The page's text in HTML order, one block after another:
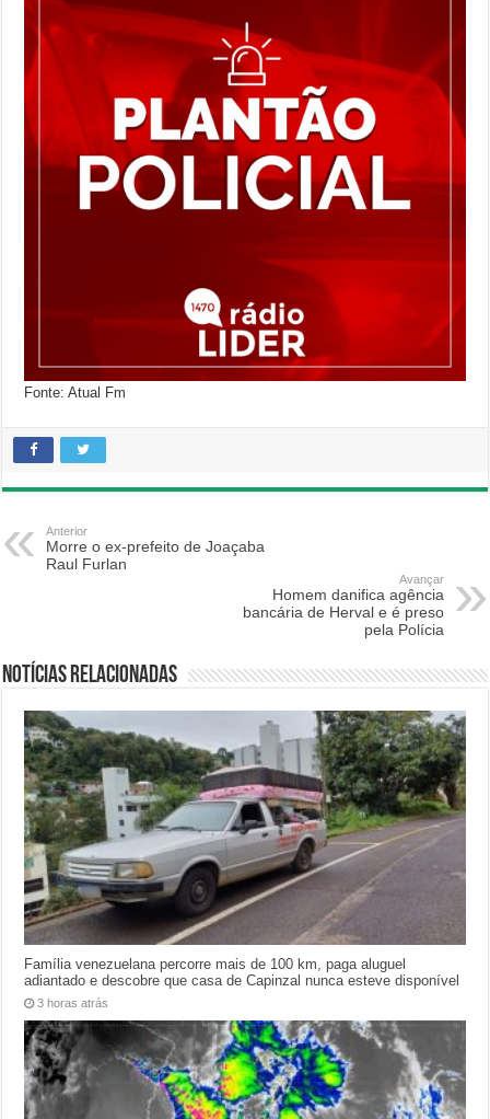
Fonte: Atual Fm
Anterior
Morre o ex-prefeito de Joaçaba
Raul Furlan
Avançar
Homem danifica agência
bancária de Herval e é preso
pela Polícia
Notícias relacionadas
Família venezuelana percorre mais de 100 km, paga aluguel
adiantado e descobre que casa de Capinzal nunca esteve disponível
3 horas atrás